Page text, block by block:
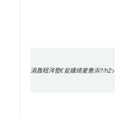
涓轰粈涔堥€夋嫨绮夎惫浜?/h2>